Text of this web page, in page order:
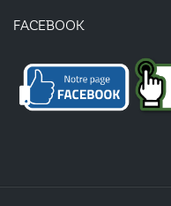
FACEBOOK